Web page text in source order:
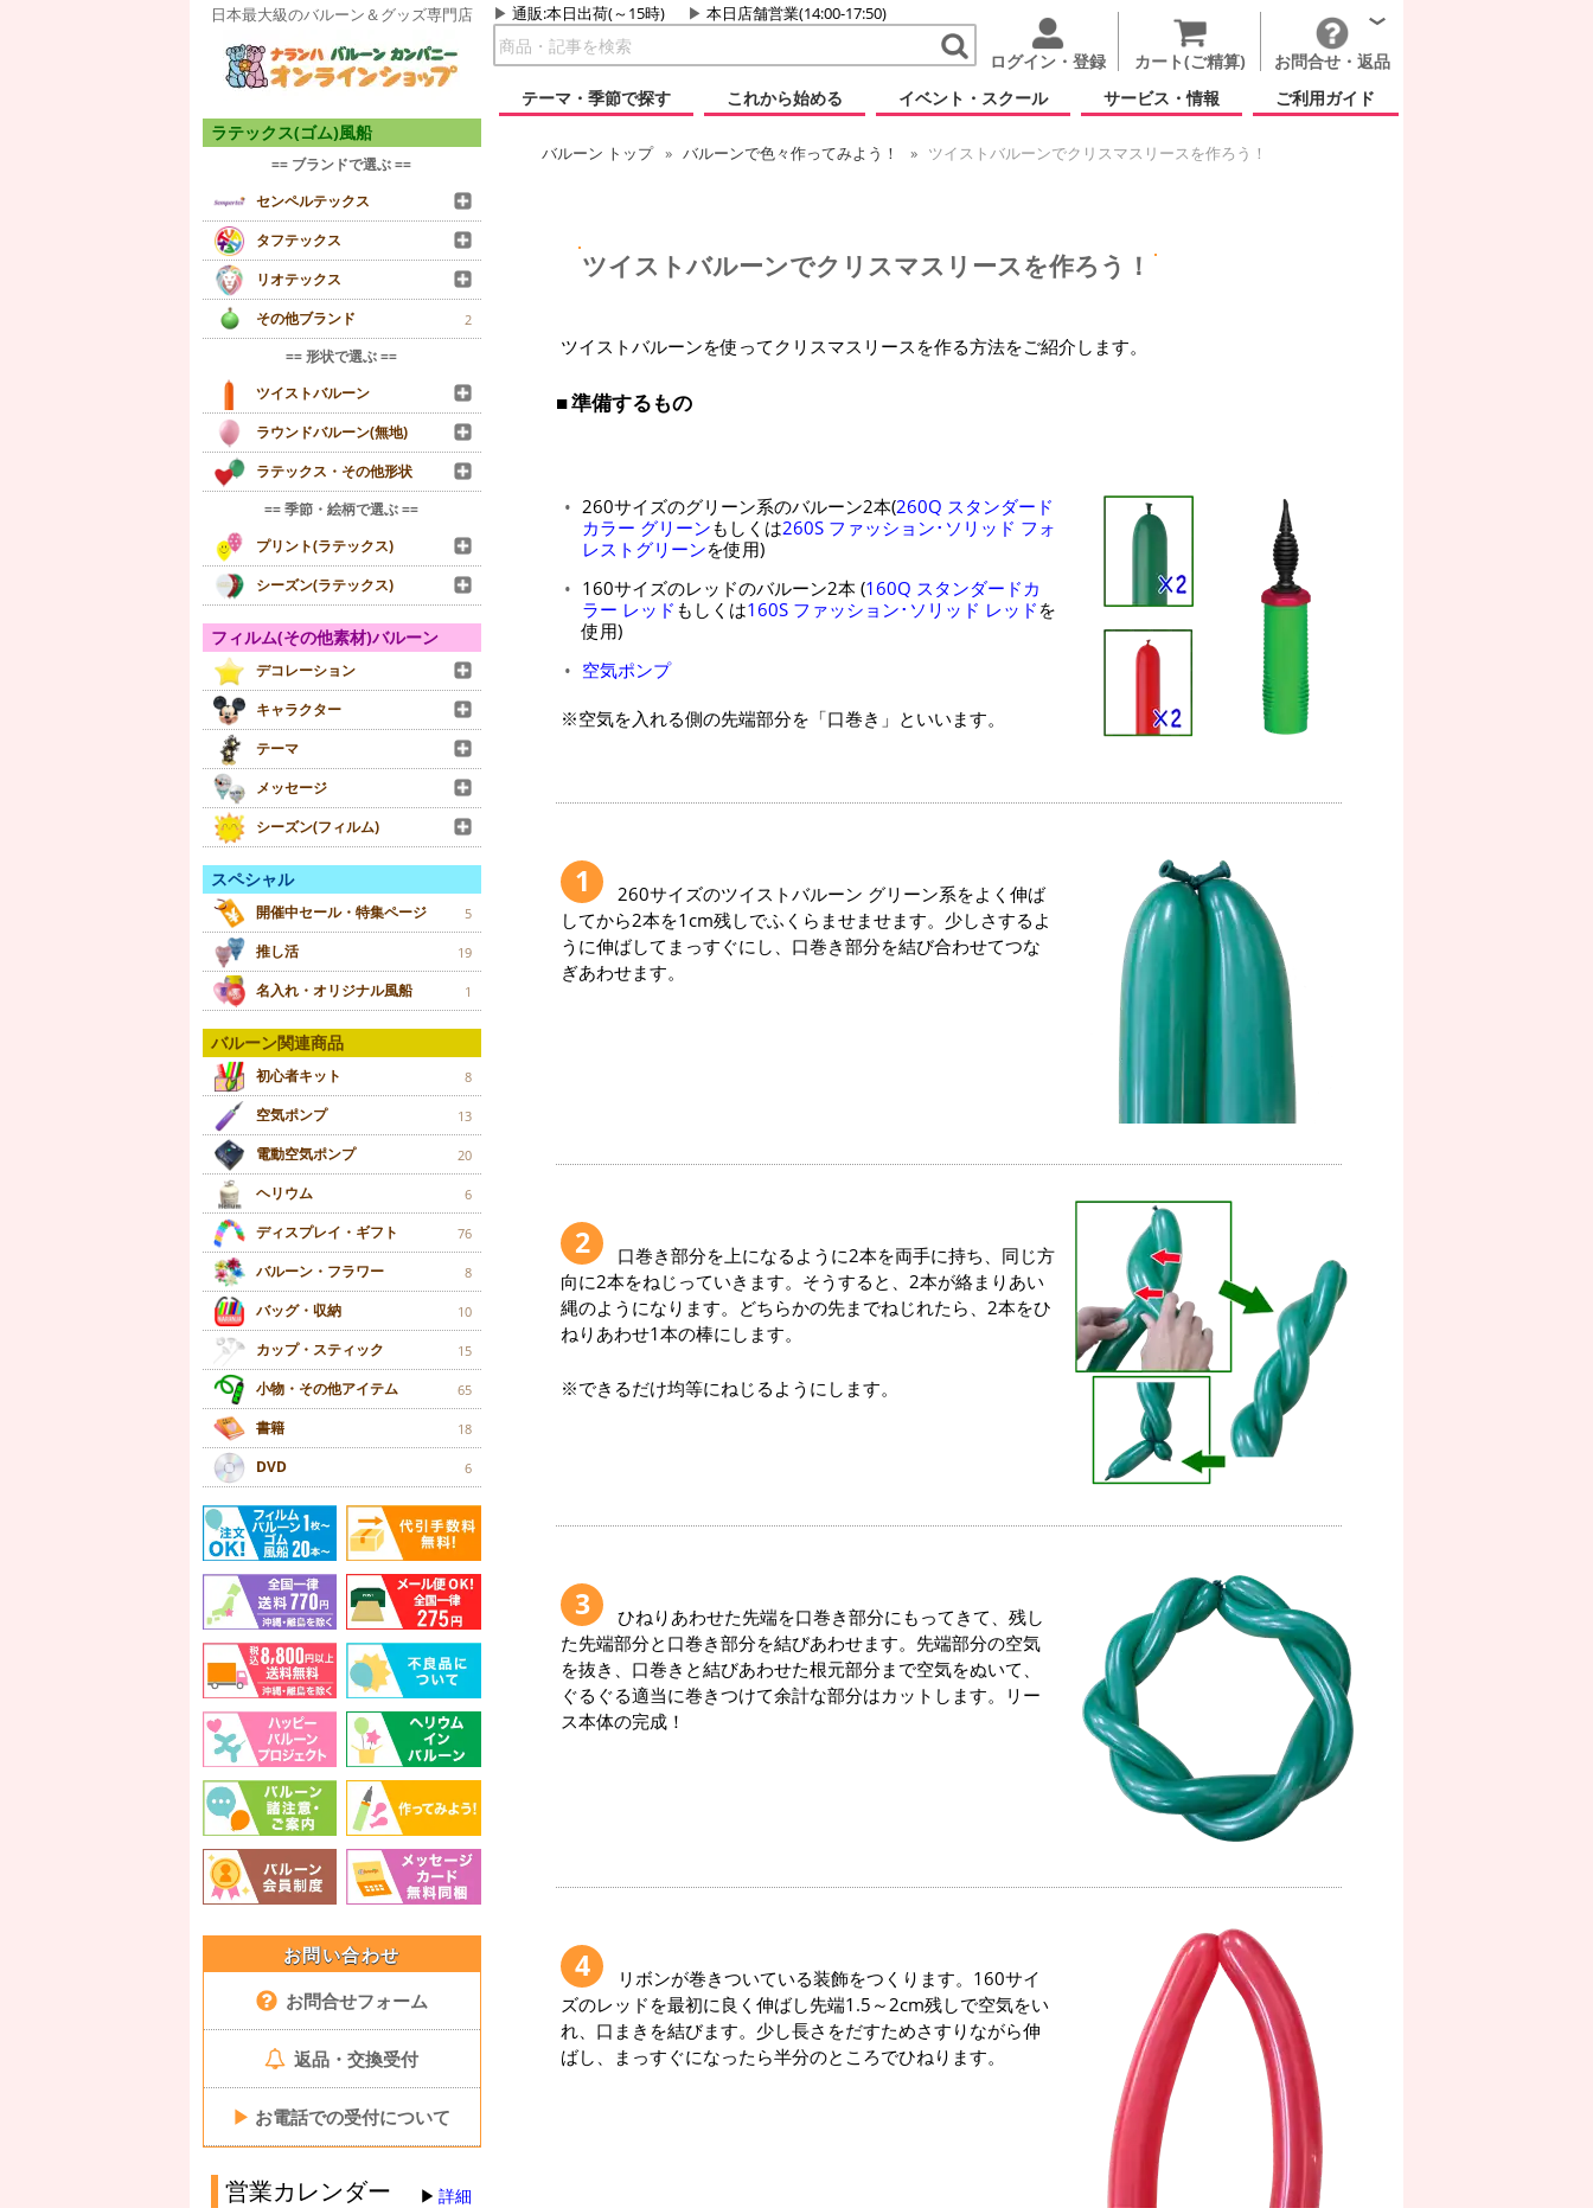
日本最大級のバルーン＆グッズ専門店 通販:本日出荷(～15時) 本日店舗営業(14:00-17:50)
ログイン・登録 カート(ご精算)
お問合せ・返品
テーマ・季節で探す
これから始める イベント・スクール サービス・情報 ご利用ガイド
ラテックス(ゴム)風船
== ブランドで選ぶ ==
センペルテックス
タフテックス
リオテックス
その他ブランド
2
== 形状で選ぶ ==
ツイストバルーン
ラウンドバルーン(無地)
ラテックス・その他形状
== 季節・絵柄で選ぶ ==
プリント(ラテックス)
シーズン(ラテックス)
フィルム(その他素材)バルーン
デコレーション
キャラクター
テーマ
メッセージ
シーズン(フィルム)
スペシャル
開催中セール・特集ページ 5
推し活 19
名入れ・オリジナル風船 1
バルーン関連商品
初心者キット 8
空気ポンプ 13
電動空気ポンプ 20
ヘリウム 6
ディスプレイ・ギフト 76
バルーン・フラワー 8
バッグ・収納 10
カップ・スティック 15
小物・その他アイテム 65
書籍 18
DVD 6
お問い合わせ
お問合せフォーム
返品・交換受付
▶ お電話での受付について
営業カレンダー 詳細
バルーン トップ バルーンで色々作ってみよう！ ツイストバルーンでクリスマスリースを作ろう！
ツイストバルーンでクリスマスリースを作ろう！
ツイストバルーンを使ってクリスマスリースを作る方法をご紹介します。
準備するもの
260サイズのグリーン系のバルーン2本(260Q スタンダード
カラー グリーンもしくは260S ファッション･ソリッド フォ
レストグリーンを使用)
160サイズのレッドのバルーン2本 (160Q スタンダードカ
ラー レッド もしくは160S ファッション･ソリッド レッド を
使用)
空気ポンプ
※空気を入れる側の先端部分を「口巻き」といいます。
1
260サイズのツイストバルーン グリーン系をよく伸ば
してから2本を1cm残しでふくらませませます。少しさするよ
うに伸ばしてまっすぐにし、口巻き部分を結び合わせてつな
ぎあわせます。
2
口巻き部分を上になるように2本を両手に持ち、同じ方
向に2本をねじっていきます。そうすると、2本が絡まりあい
縄のようになります。どちらかの先までねじれたら、2本をひ
ねりあわせ1本の棒にします。
※できるだけ均等にねじるようにします。
3
ひねりあわせた先端を口巻き部分にもってきて、残し
た先端部分と口巻き部分を結びあわせます。先端部分の空気
を抜き、口巻きと結びあわせた根元部分まで空気をぬいて、
ぐるぐる適当に巻きつけて余計な部分はカットします。リー
ス本体の完成！
4
リボンが巻きついている装飾をつくります。160サイ
ズのレッドを最初に良く伸ばし先端1.5～2cm残しで空気をい
れ、口まきを結びます。少し長さをだすためさすりながら伸
ばし、まっすぐになったら半分のところでひねります。